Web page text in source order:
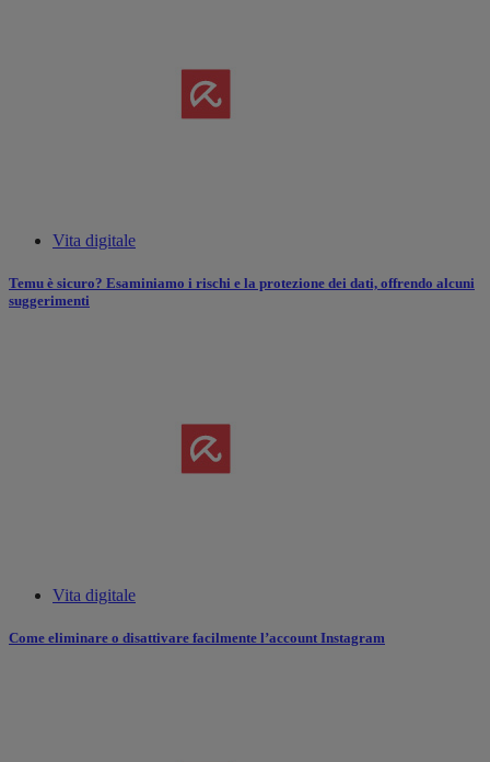
Vita digitale
Temu è sicuro? Esaminiamo i rischi e la protezione dei dati, offrendo alcuni
suggerimenti
Vita digitale
Come eliminare o disattivare facilmente l’account Instagram